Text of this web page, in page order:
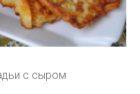
с сыром